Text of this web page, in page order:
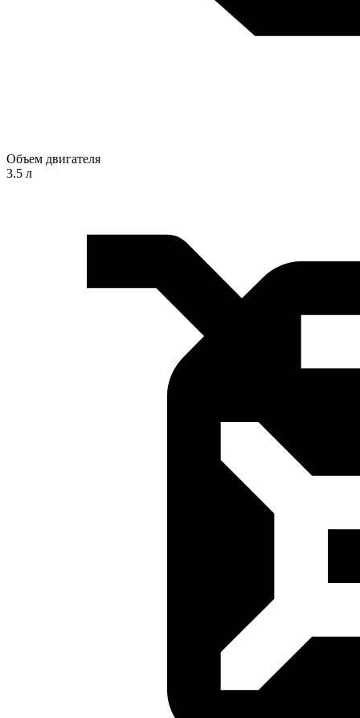
Объем двигателя
3.5 л